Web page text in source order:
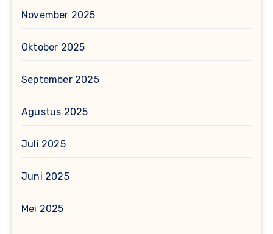
November 2025
Oktober 2025
September 2025
Agustus 2025
Juli 2025
Juni 2025
Mei 2025